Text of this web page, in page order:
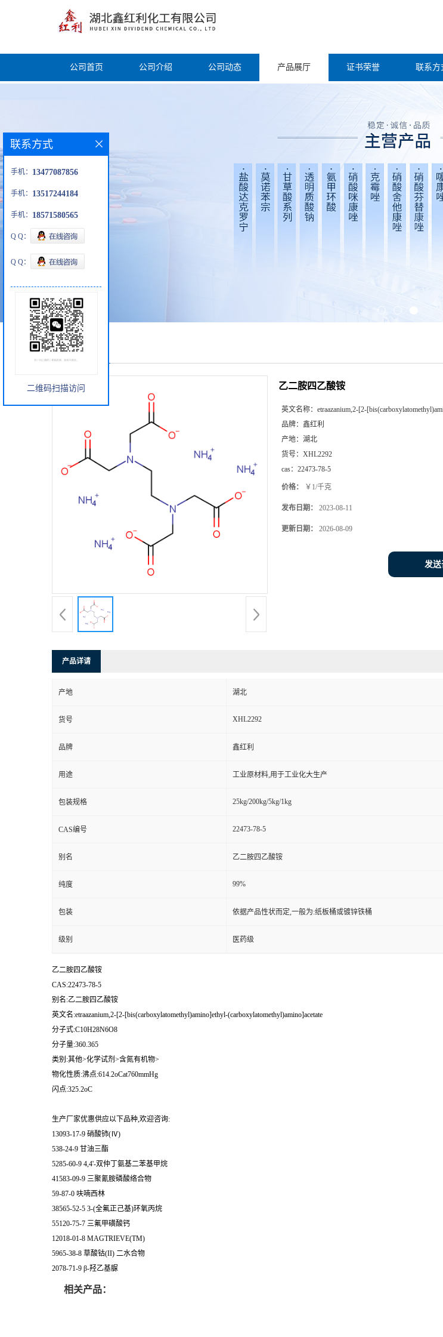
公司首页 公司介绍 公司动态 产品展厅 证书荣誉 联系方
产品展厅
乙二胺四乙酸铵
英文名称： etraazanium,2-[2-
品牌： 鑫红利
产地： 湖北
货号： XHL2292
cas： 22473-78-5
价格： ￥1/千克
发布日期： 2023-08-11
更新日期： 2026-08-09
发送
产品详请
产地 湖北
货号 XHL2292
品牌 鑫红利
用途 工业原材料,用于工业化大生产
包装规格 25kg/200kg/5kg/1kg
CAS编号 22473-78-5
别名 乙二胺四乙酸铵
纯度 99%
包装 依据产品性状而定,一般为:纸板桶或镀锌铁桶
级别 医药级
乙二胺四乙酸铵
CAS:22473-78-5
别名:乙二胺四乙酸铵
英文名:etraazanium,2-[2-[bis(carboxylatomethyl)amino]ethyl-(carboxylatomethyl)amino]acetate
分子式:C10H28N6O8
分子量:360.365
类别:其他>化学试剂>含氮有机物>
物化性质:沸点:614.2oCat760mmHg
闪点:325.2oC
生产厂家优惠供应以下品种,欢迎咨询:
13093-17-9 硝酸铈(Ⅳ)
538-24-9 甘油三酯
5285-60-9 4,4'-双仲丁氨基二苯基甲烷
41583-09-9 三聚氰胺磷酸络合物
59-87-0 呋喃西林
38565-52-5 3-(全氟正己基)环氧丙烷
55120-75-7 三氟甲磺酸钙
12018-01-8 MAGTRIEVE(TM)
5965-38-8 草酸钴(II) 二水合物
2078-71-9 β-羟乙基脲
相关产品：
联系方式
手机： 13477087856
手机： 13517244184
手机： 18571580565
Q Q：
Q Q：
二维码扫描访问